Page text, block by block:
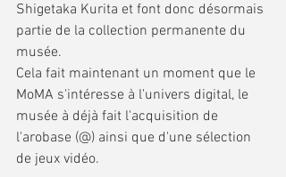
Shigetaka Kurita et font donc désormais
partie de la collection permanente du
musée.
Cela fait maintenant un moment que le
MoMA s'intéresse à l'univers digital, le
musée à déjà fait l'acquisition de
l'arobase (@) ainsi que d'une sélection
de jeux vidéo.